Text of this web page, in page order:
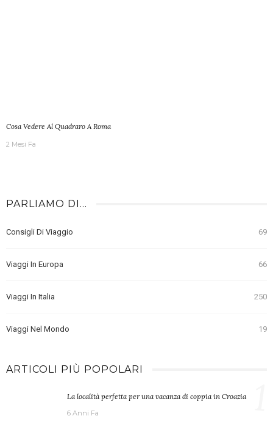
Cosa Vedere Al Quadraro A Roma
2 Mesi Fa
PARLIAMO DI…
Consigli Di Viaggio 69
Viaggi In Europa 66
Viaggi In Italia 250
Viaggi Nel Mondo 19
ARTICOLI PIÙ POPOLARI
La località perfetta per una vacanza di coppia in Croazia
6 Anni Fa